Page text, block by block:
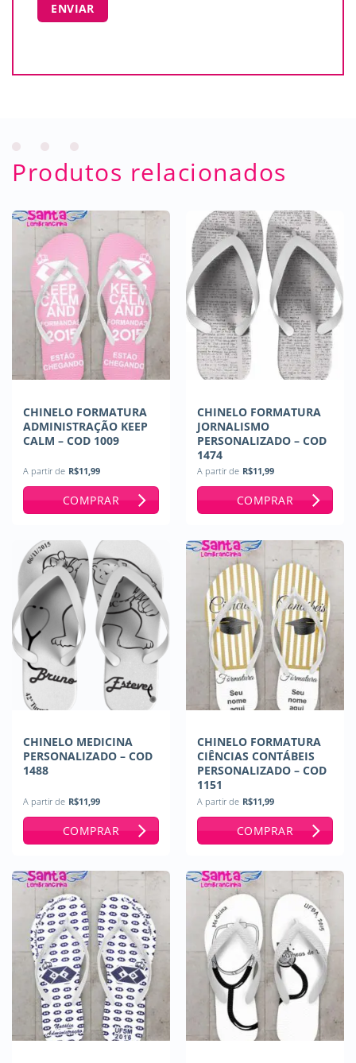
Produtos relacionados
CHINELO FORMATURA
ADMINISTRAÇÃO KEEP
CALM – COD 1009
A partir de R$11,99
COMPRAR
CHINELO FORMATURA
JORNALISMO
PERSONALIZADO – COD
1474
A partir de R$11,99
COMPRAR
CHINELO MEDICINA
PERSONALIZADO – COD
1488
A partir de R$11,99
COMPRAR
CHINELO FORMATURA
CIÊNCIAS CONTÁBEIS
PERSONALIZADO – COD
1151
A partir de R$11,99
COMPRAR